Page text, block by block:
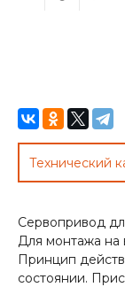
Технический
Сервопривод
Для монтажа на
Принцип
состоянии.